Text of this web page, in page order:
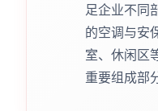
足企业不同
的空调与安
室、休闲区
重要组成部